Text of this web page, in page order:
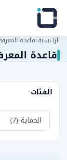
الرئيسية قاعدة
قاعدة
الفئات